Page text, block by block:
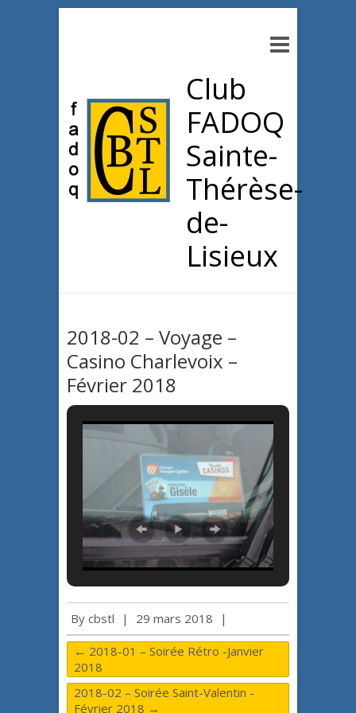
Club
FADOQ
Sainte-
Thérèse-
de-
Lisieux
2018-02 – Voyage –
Casino Charlevoix –
Février 2018
By cbstl | 29 mars 2018 |
← 2018-01 – Soirée Rétro -Janvier
2018
2018-02 – Soirée Saint-Valentin -
Février 2018 →